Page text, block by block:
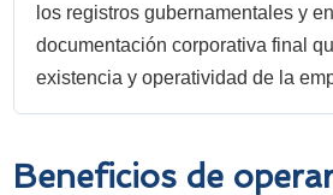
los registros gubernamentales y
documentación corporativa final
existencia y operatividad de la
Beneficios de